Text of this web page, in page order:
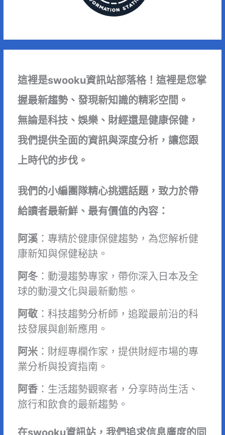
這裡是swooku資訊站部落格！這裡是您掌
握最新趨勢、發現新知識的精彩空間。
無論是科技、娛樂、財經還是健康保健，
我們提供全面的資訊與深度分析，讓您跟
上時代的步伐。
我們的小編團隊精心挑選話題，致力於帶
給讀者最新鮮、最有價值的內容：
阿溪：專精於健康保健趨勢，為您解析健
康新知與保健秘訣。
阿冬：動漫趨勢專家，帶你深入日本及全
球的動漫文化與最新動態。
阿敬：科技趨勢分析師，追蹤最前沿的科
技發展與創新應用。
阿米：財經專欄作家，提供財經市場的專
業分析與投資指南。
阿香：生活趨勢觀察者，分享時尚生活、
旅行和飲食的最新趨勢。
在swooku資訊站，我們追求信息廣度的同